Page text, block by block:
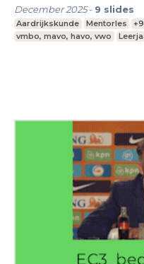
December 2025- 9 slides
Aardrijkskunde Mentorles +9
vmbo, mavo, havo, vwo